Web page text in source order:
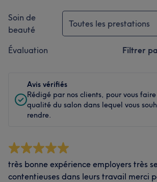
Soin de
beauté
Toutes les prestations
Évaluation Filtrer
Avis vérifiés
Rédigé par nos clients, pour vous
qualité du salon dans lequel vous
rendre.
très bonne expérience employers très
contentieuses dans leurs travail merci